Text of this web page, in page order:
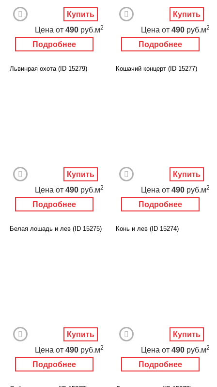
Подробнее
Цена от 490 руб.м2
Купить
Подробнее
Цена от 490 руб.м2
Купить
Львинрая охота (ID 15279)
Подробнее
Цена от 490 руб.м2
Купить
Кошачий концерт (ID 15277)
Подробнее
Цена от 490 руб.м2
Купить
Белая лошадь и лев (ID 15275)
Подробнее
Цена от 490 руб.м2
Купить
Конь и лев (ID 15274)
Подробнее
Цена от 490 руб.м2
Купить